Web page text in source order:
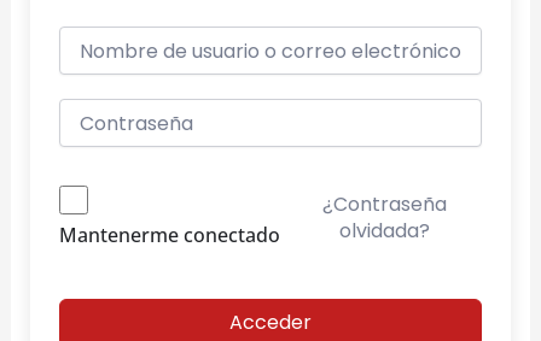
Mantenerme conectado
¿Contraseña
olvidada?
Acceder